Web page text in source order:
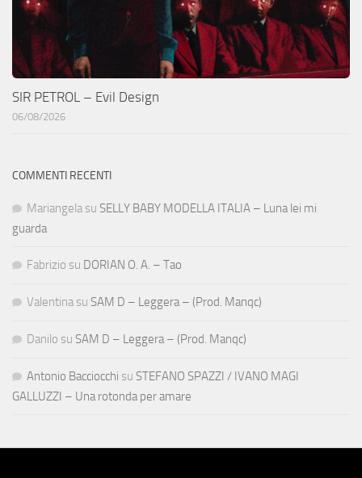
SIR PETROL – Evil Design
06/08/2026
COMMENTI RECENTI
Mariangela su SELLY BABY MODELLA ITALIA – Luna lei mi
guarda
Fabrizio su DORIAN O. A. – Tao
Valentina su SAM D – Leggera – (Prod. Manqc)
Danilo su SAM D – Leggera – (Prod. Manqc)
Antonio Bacciocchi su STEFANO SPAZZI / IVANO MAGI
GALLUZZI – Una rotonda per amare